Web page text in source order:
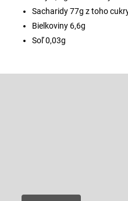
Sacharidy 77g z toho
Bielkoviny 6,6g
Soľ 0,03g